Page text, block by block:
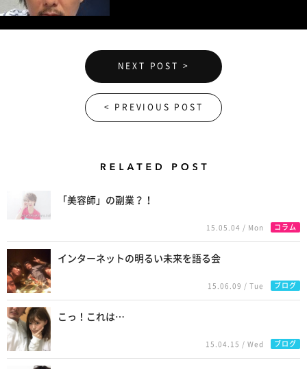
NEXT POST >
< PREVIOUS POST
「美容師」の副業？！
15.05.04 / Mon コラム
インターネットの明るい未来を語る会
15.06.09 / Tue ブログ
こっ！これは…
15.04.15 / Wed ブログ